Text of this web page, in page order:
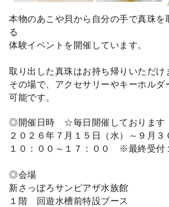
本物のあこや貝から自分の手で真珠を
る
体験イベントを開催しています。
取り出した真珠はお持ち帰りいただけ
その場で、アクセサリーやキーホルダ
可能です。
◎開催日時 ☆毎日開催しております
２０２６年７月１５日（水）～９月３
１０：００～１７：００ ※最終受付
◎会場
新さっぽろサンピアザ水族館
１階 回遊水槽前特設ブース